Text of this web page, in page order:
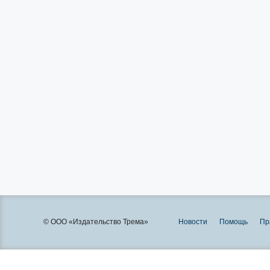
© ООО «Издательство Трема» Новости Помощь